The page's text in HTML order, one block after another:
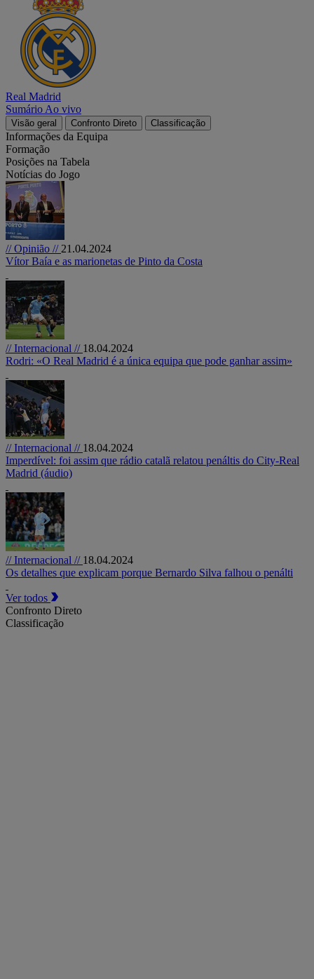
Real Madrid
Sumário Ao vivo
Visão geral Confronto Direto Classificação
Informações da Equipa
Formação
Posições na Tabela
Notícias do Jogo
// Opinião // 21.04.2024
Vítor Baía e as marionetas de Pinto da Costa
// Internacional // 18.04.2024
Rodri: «O Real Madrid é a única equipa que pode ganhar assim»
// Internacional // 18.04.2024
Imperdível: foi assim que rádio catalã relatou penáltis do City-Real
Madrid (áudio)
// Internacional // 18.04.2024
Os detalhes que explicam porque Bernardo Silva falhou o penálti
Ver todos
Confronto Direto
Classificação